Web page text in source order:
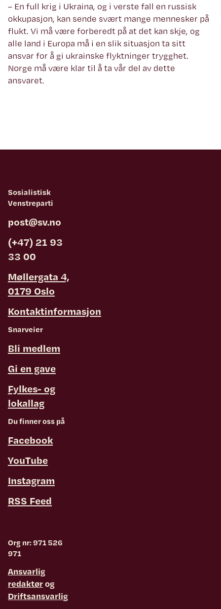
– En full krig i Ukraina, og i verste fall en russisk
okkupasjon, kan sende svært mange mennesker på
flukt. Vi må være forberedt på at det kan skje, og
alle land i Europa må i en slik situasjon ta sitt
ansvar for å gi ukrainske flyktninger trygghet.
Norge må være klar til å ta vår del av dette
ansvaret.
Sosialistisk
Venstreparti
post@sv.no
(+47) 21 93
33 00
Møllergata 4,
0179 Oslo
Kontaktinformasjon
Snarveier
Bli medlem
Gi en gave
Fylkes- og
lokallag
Du finner oss på
Facebook
YouTube
Instagram
RSS Feed
Org nr: 971 526
971
Ansvarlig
redaktørog
Driftsansvarlig